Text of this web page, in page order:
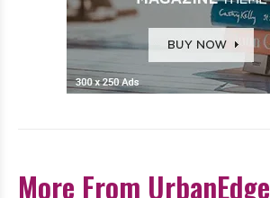
More From UrbanEdge